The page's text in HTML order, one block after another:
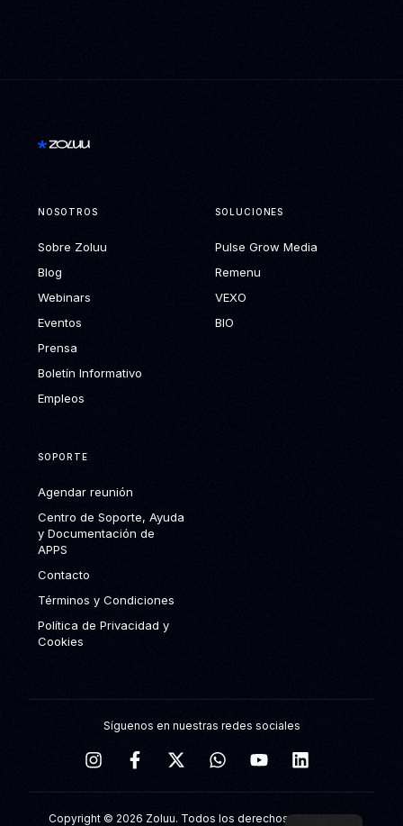
NOSOTROS
Sobre Zoluu
Blog
Webinars
Eventos
Prensa
Boletín Informativo
Empleos
SOLUCIONES
Pulse Grow Media
Remenu
VEXO
BIO
SOPORTE
Agendar reunión
Centro de Soporte, Ayuda
y Documentación de
APPS
Contacto
Términos y Condiciones
Política de Privacidad y
Cookies
Copyright © 2026 Zoluu. Todos los derechos reservados.
Síguenos en nuestras redes sociales